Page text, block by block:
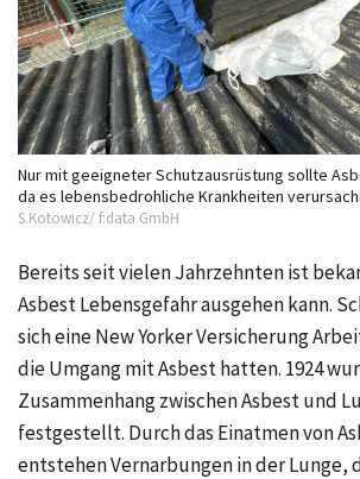
Nur mit geeigneter Schutzausrüstung sollte
da es lebensbedrohliche Krankheiten
S.Kotowicz/ f:data GmbH
Bereits seit vielen Jahrzehnten ist
Asbest Lebensgefahr ausgehen kann.
sich eine New Yorker Versicherung
die Umgang mit Asbest hatten. 1924
Zusammenhang zwischen Asbest und
festgestellt. Durch das Einatmen von
entstehen Vernarbungen in der